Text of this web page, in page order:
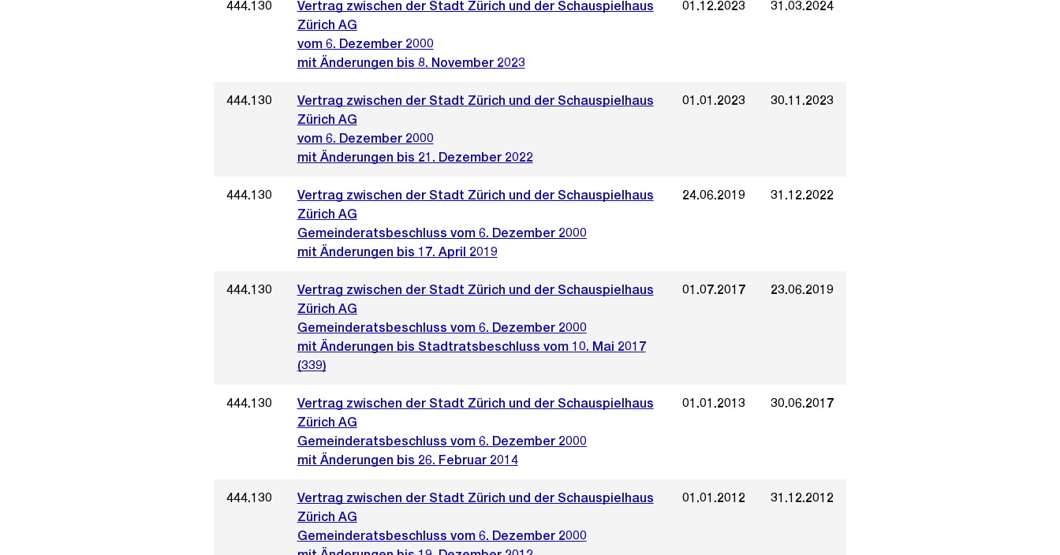
444.130
Vertrag zwischen der Stadt Zürich und der Schauspielhaus
Zürich AG
vom 6. Dezember 2000
mit Änderungen bis 8. November 2023
01.12.2023 31.03.2024
444.130
Vertrag zwischen der Stadt Zürich und der Schauspielhaus
Zürich AG
vom 6. Dezember 2000
mit Änderungen bis 21. Dezember 2022
01.01.2023 30.11.2023
444.130
Vertrag zwischen der Stadt Zürich und der Schauspielhaus
Zürich AG
Gemeinderatsbeschluss vom 6. Dezember 2000
mit Änderungen bis 17. April 2019
24.06.2019 31.12.2022
444.130
Vertrag zwischen der Stadt Zürich und der Schauspielhaus
Zürich AG
Gemeinderatsbeschluss vom 6. Dezember 2000
mit Änderungen bis Stadtratsbeschluss vom 10. Mai 2017
(339)
01.07.2017 23.06.2019
444.130
Vertrag zwischen der Stadt Zürich und der Schauspielhaus
Zürich AG
Gemeinderatsbeschluss vom 6. Dezember 2000
mit Änderungen bis 26. Februar 2014
01.01.2013 30.06.2017
444.130
Vertrag zwischen der Stadt Zürich und der Schauspielhaus
Zürich AG
Gemeinderatsbeschluss vom 6. Dezember 2000
01.01.2012 31.12.2012